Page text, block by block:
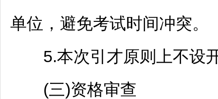
单位，避免考试时间冲突。
5.本次引才原则上不设
(三)资格审查